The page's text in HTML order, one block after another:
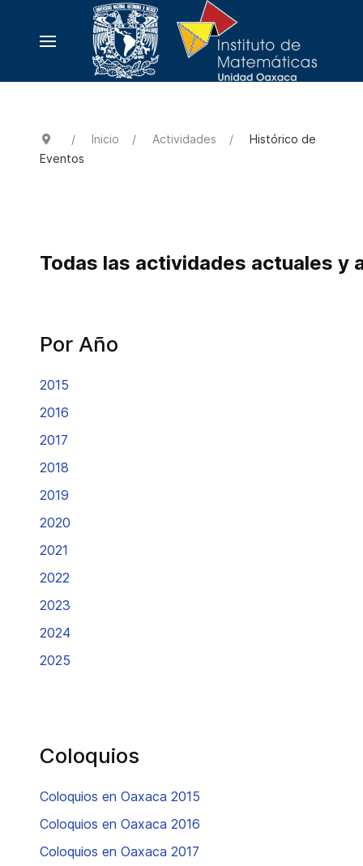
Inicio Actividades
Histórico de
Eventos
Todas las actividades actuales y
Por Año
2015
2016
2017
2018
2019
2020
2021
2022
2023
2024
2025
Coloquios
Coloquios en Oaxaca 2015
Coloquios en Oaxaca 2016
Coloquios en Oaxaca 2017